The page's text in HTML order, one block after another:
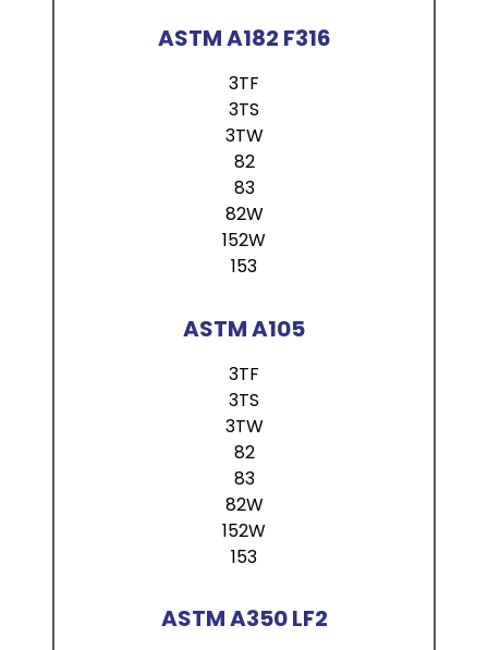
ASTM A182 F316
3TF
3TS
3TW
82
83
82W
152W
153
ASTM A105
3TF
3TS
3TW
82
83
82W
152W
153
ASTM A350 LF2